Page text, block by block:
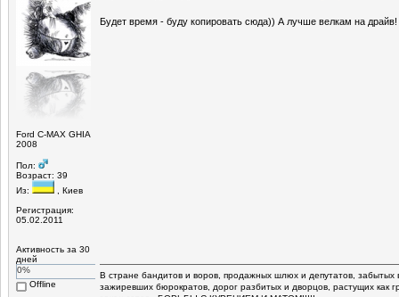
Ford C-MAX GHIA
2008
Пол:
Возраст: 39
Из:
, Киев
Регистрация:
05.02.2011
Активность за 30
дней
0%
Offline
Будет время - буду копировать сюда)) А лучше велкам на
В стране бандитов и воров, продажных шлюх и депутатов, забытых
зажиревших бюрократов, дорог разбитых и дворцов, растущих как